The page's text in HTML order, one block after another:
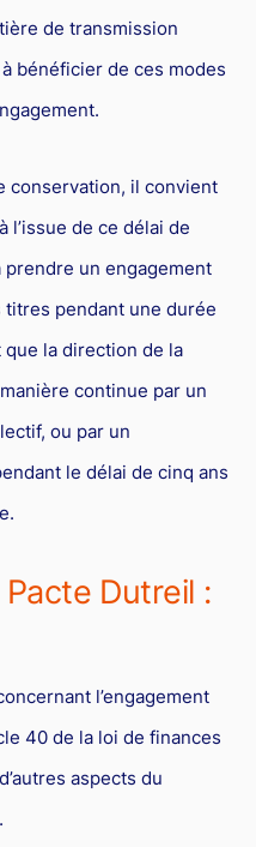
de transmission
bénéficier de ces modes
conservation, il convient
l’issue de ce délai de
un engagement
pendant une durée
la direction de la
continue par un
ou par un
le délai de cinq ans
Dutreil :
l’engagement
40 de la loi de finances
aspects du